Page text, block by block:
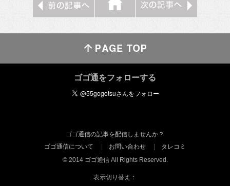
ゴゴ通をフォローする
ゴゴ通信の記事を配信しませんか？
ゴゴ通信について
お問い合わせ
タレコミ
© 2014 ゴゴ通信 All Rights Reserved.
表示切り替え：